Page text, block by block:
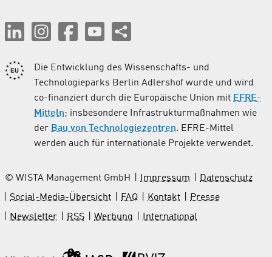
Die Entwicklung des Wissenschafts- und
Technologieparks Berlin Adlershof wurde und wird
co-finanziert durch die Europäische Union mit EFRE-
Mitteln; insbesondere Infrastrukturmaßnahmen wie
der Bau von Technologiezentren. EFRE-Mittel
werden auch für internationale Projekte verwendet.
© WISTA Management GmbH Impressum
Datenschutz
Social-Media-Übersicht
FAQ Kontakt
Presse
Newsletter
RSS Werbung International